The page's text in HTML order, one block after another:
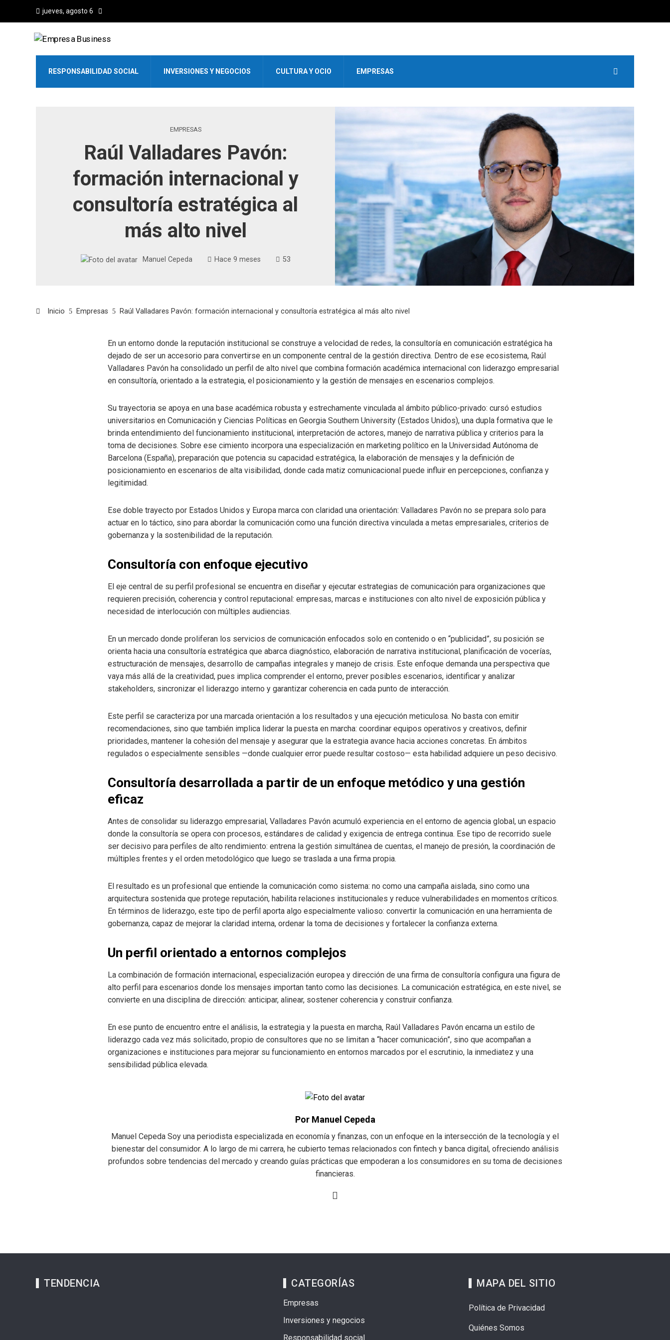
jueves, agosto 6
RESPONSABILIDAD SOCIAL INVERSIONES Y NEGOCIOS CULTURA Y OCIO EMPRESAS
EMPRESAS
Raúl Valladares Pavón:
formación internacional y
consultoría estratégica al
más alto nivel
Manuel Cepeda Hace 9 meses 53
Inicio Empresas Raúl Valladares Pavón: formación internacional y consultoría estratégica al más alto nivel
En un entorno donde la reputación institucional se construye a velocidad de redes, la consultoría en comunicación estratégica ha
dejado de ser un accesorio para convertirse en un componente central de la gestión directiva. Dentro de ese ecosistema, Raúl
Valladares Pavón ha consolidado un perfil de alto nivel que combina formación académica internacional con liderazgo empresarial
en consultoría, orientado a la estrategia, el posicionamiento y la gestión de mensajes en escenarios complejos.
Su trayectoria se apoya en una base académica robusta y estrechamente vinculada al ámbito público-privado: cursó estudios
universitarios en Comunicación y Ciencias Políticas en Georgia Southern University (Estados Unidos), una dupla formativa que le
brinda entendimiento del funcionamiento institucional, interpretación de actores, manejo de narrativa pública y criterios para la
toma de decisiones. Sobre ese cimiento incorpora una especialización en marketing político en la Universidad Autónoma de
Barcelona (España), preparación que potencia su capacidad estratégica, la elaboración de mensajes y la definición de
posicionamiento en escenarios de alta visibilidad, donde cada matiz comunicacional puede influir en percepciones, confianza y
legitimidad.
Ese doble trayecto por Estados Unidos y Europa marca con claridad una orientación: Valladares Pavón no se prepara solo para
actuar en lo táctico, sino para abordar la comunicación como una función directiva vinculada a metas empresariales, criterios de
gobernanza y la sostenibilidad de la reputación.
Consultoría con enfoque ejecutivo
El eje central de su perfil profesional se encuentra en diseñar y ejecutar estrategias de comunicación para organizaciones que
requieren precisión, coherencia y control reputacional: empresas, marcas e instituciones con alto nivel de exposición pública y
necesidad de interlocución con múltiples audiencias.
En un mercado donde proliferan los servicios de comunicación enfocados solo en contenido o en “publicidad”, su posición se
orienta hacia una consultoría estratégica que abarca diagnóstico, elaboración de narrativa institucional, planificación de vocerías,
estructuración de mensajes, desarrollo de campañas integrales y manejo de crisis. Este enfoque demanda una perspectiva que
vaya más allá de la creatividad, pues implica comprender el entorno, prever posibles escenarios, identificar y analizar
stakeholders, sincronizar el liderazgo interno y garantizar coherencia en cada punto de interacción.
Este perfil se caracteriza por una marcada orientación a los resultados y una ejecución meticulosa. No basta con emitir
recomendaciones, sino que también implica liderar la puesta en marcha: coordinar equipos operativos y creativos, definir
prioridades, mantener la cohesión del mensaje y asegurar que la estrategia avance hacia acciones concretas. En ámbitos
regulados o especialmente sensibles —donde cualquier error puede resultar costoso— esta habilidad adquiere un peso decisivo.
Consultoría desarrollada a partir de un enfoque metódico y una gestión
eficaz
Antes de consolidar su liderazgo empresarial, Valladares Pavón acumuló experiencia en el entorno de agencia global, un espacio
donde la consultoría se opera con procesos, estándares de calidad y exigencia de entrega continua. Ese tipo de recorrido suele
ser decisivo para perfiles de alto rendimiento: entrena la gestión simultánea de cuentas, el manejo de presión, la coordinación de
múltiples frentes y el orden metodológico que luego se traslada a una firma propia.
El resultado es un profesional que entiende la comunicación como sistema: no como una campaña aislada, sino como una
arquitectura sostenida que protege reputación, habilita relaciones institucionales y reduce vulnerabilidades en momentos críticos.
En términos de liderazgo, este tipo de perfil aporta algo especialmente valioso: convertir la comunicación en una herramienta de
gobernanza, capaz de mejorar la claridad interna, ordenar la toma de decisiones y fortalecer la confianza externa.
Un perfil orientado a entornos complejos
La combinación de formación internacional, especialización europea y dirección de una firma de consultoría configura una figura de
alto perfil para escenarios donde los mensajes importan tanto como las decisiones. La comunicación estratégica, en este nivel, se
convierte en una disciplina de dirección: anticipar, alinear, sostener coherencia y construir confianza.
En ese punto de encuentro entre el análisis, la estrategia y la puesta en marcha, Raúl Valladares Pavón encarna un estilo de
liderazgo cada vez más solicitado, propio de consultores que no se limitan a “hacer comunicación”, sino que acompañan a
organizaciones e instituciones para mejorar su funcionamiento en entornos marcados por el escrutinio, la inmediatez y una
sensibilidad pública elevada.
Por Manuel Cepeda
Manuel Cepeda Soy una periodista especializada en economía y finanzas, con un enfoque en la intersección de la tecnología y el
bienestar del consumidor. A lo largo de mi carrera, he cubierto temas relacionados con fintech y banca digital, ofreciendo análisis
profundos sobre tendencias del mercado y creando guías prácticas que empoderan a los consumidores en su toma de decisiones
financieras.
TENDENCIA CATEGORÍAS
Empresas
Inversiones y negocios
Responsabilidad social
MAPA DEL SITIO
Política de Privacidad
Quiénes Somos